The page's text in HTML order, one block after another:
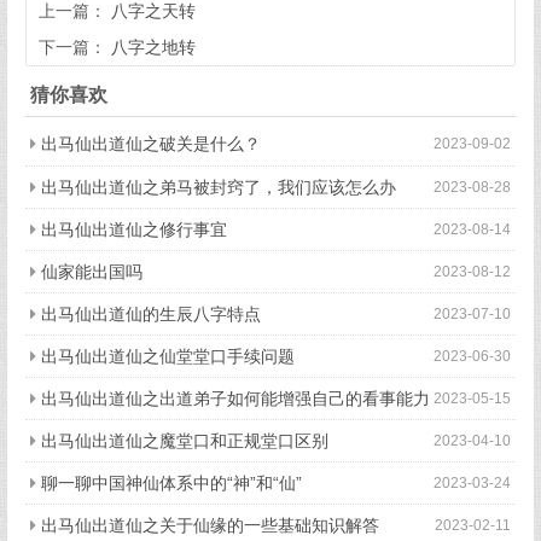
上一篇：
八字之天转
下一篇：
八字之地转
猜你喜欢
2023-09-02
出马仙出道仙之破关是什么？
2023-08-28
出马仙出道仙之弟马被封窍了，我们应该怎么办
2023-08-14
出马仙出道仙之修行事宜
2023-08-12
仙家能出国吗
2023-07-10
出马仙出道仙的生辰八字特点
2023-06-30
出马仙出道仙之仙堂堂口手续问题
2023-05-15
出马仙出道仙之出道弟子如何能增强自己的看事能力
2023-04-10
出马仙出道仙之魔堂口和正规堂口区别
2023-03-24
聊一聊中国神仙体系中的“神”和“仙”
2023-02-11
出马仙出道仙之关于仙缘的一些基础知识解答